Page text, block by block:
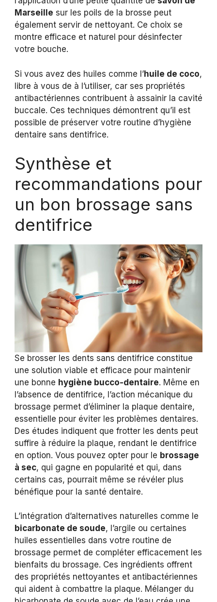
Marseille sur les poils de la brosse peut
également servir de nettoyant. Ce choix se
montre efficace et naturel pour désinfecter
votre bouche.
Si vous avez des huiles comme l’huile de coco,
libre à vous de à l’utiliser, car ses propriétés
antibactériennes contribuent à assainir la cavité
buccale. Ces techniques démontrent qu’il est
possible de préserver votre routine d’hygiène
dentaire sans dentifrice.
Synthèse et
recommandations pour
un bon brossage sans
dentifrice
Se brosser les dents sans dentifrice constitue
une solution viable et efficace pour maintenir
une bonne hygiène bucco-dentaire. Même en
l’absence de dentifrice, l’action mécanique du
brossage permet d’éliminer la plaque dentaire,
essentielle pour éviter les problèmes dentaires.
Des études indiquent que frotter les dents peut
suffire à réduire la plaque, rendant le dentifrice
en option. Vous pouvez opter pour le brossage
à sec, qui gagne en popularité et qui, dans
certains cas, pourrait même se révéler plus
bénéfique pour la santé dentaire.
L’intégration d’alternatives naturelles comme le
bicarbonate de soude, l’argile ou certaines
huiles essentielles dans votre routine de
brossage permet de compléter efficacement les
bienfaits du brossage. Ces ingrédients offrent
des propriétés nettoyantes et antibactériennes
qui aident à combattre la plaque. Mélanger du